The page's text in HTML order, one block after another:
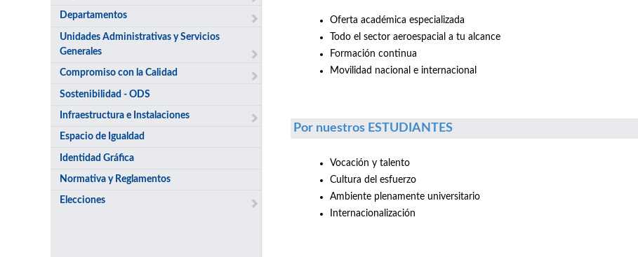
Departamentos
Unidades Administrativas y Servicios
Generales
Compromiso con la Calidad
Sostenibilidad - ODS
Infraestructura e Instalaciones
Espacio de Igualdad
Identidad Gráfica
Normativa y Reglamentos
Elecciones
Oferta académica especializada
Todo el sector aeroespacial a tu alcance
Formación continua
Movilidad nacional e internacional
Por nuestros ESTUDIANTES
Vocación y talento
Cultura del esfuerzo
Ambiente plenamente universitario
Internacionalización